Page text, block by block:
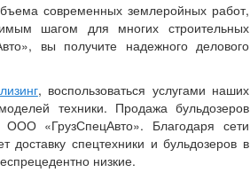
современных землеройных работ,
шагом для многих строительных
вы получите надежного делового
, воспользоваться услугами наших
техники. Продажа бульдозеров
«ГрузСпецАвто». Благодаря сети
спецтехники и бульдозеров в
низкие.